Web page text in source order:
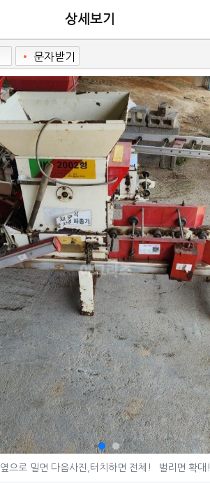
상세보기
• 문자받기
옆으로 밀면 다음사진,터치하면 전체! 벌리면 확대!